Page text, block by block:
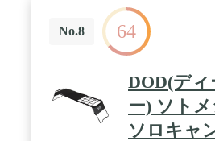
No.8 64
DOD(ディ
ー) ソト
ソロキャ